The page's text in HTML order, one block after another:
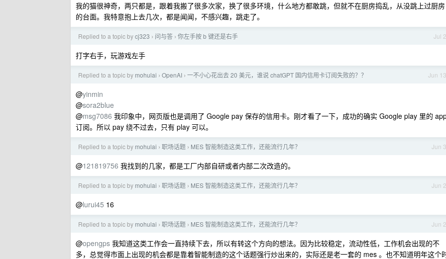
我的猫很神奇，两只都是，跟着我搬了很多次家，换了很多环境，什么地方都敢跳，但就不在厨房捣乱，从没跳上过厨房
的台面。我特意抱上去几次，都是闻闻，不感兴趣，跳走了。
Jul 2
Replied to a topic bycj323 › 问与答 › 你左手按 b 键还是右手
打字右手，玩游戏左手
Jun 13
Replied to a topic by mohulai › OpenAI › 一不小心花出去 20 美元，谁说 chatGPT 国内信用卡订阅失败的？？
@yinmin
@sora2blue
@msg7086 我印象中，网页版也是调用了 Google pay 保存的信用卡。刚才看了一下，成功的确实 Google play 里的
订阅。所以 pay 绕不过去，只有 play 可以。
Jun 3
Replied to a topic by mohulai › 职场话题 › MES 智能制造这类工作，还能流行几年？
@121819756 我找到的几家，都是工厂内部自研或者内部二次改造的。
Jun 2
Replied to a topic by mohulai › 职场话题 › MES 智能制造这类工作，还能流行几年？
@lurui45 16
Jun 2
Replied to a topic by mohulai › 职场话题 › MES 智能制造这类工作，还能流行几年？
@opengps 我知道这类工作会一直持续下去，所以有转这个方向的想法。因为比较稳定，流动性低，工作机会出现的不
多，总觉得市面上出现的机会都是靠着智能制造的这个话题强行炒出来的，实际还是老一套的 mes 。也不知道明年这个